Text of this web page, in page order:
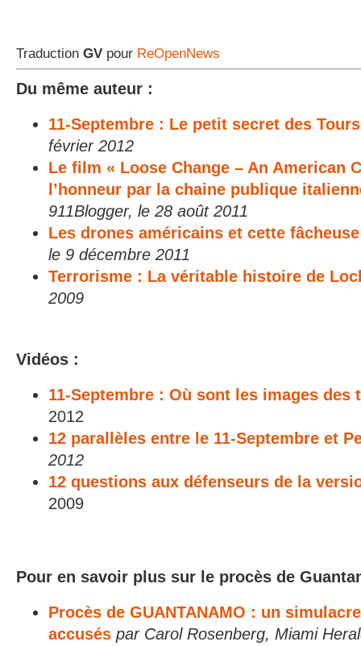
Traduction GV pour ReOpenNews
Du même auteur :
11-Septembre : Le petit secret des
février 2012
Le film « Loose Change – An American
l’honneur par la chaine publique
911Blogger, le 28 août 2011
Les drones américains et cette
le 9 décembre 2011
Terrorisme : La véritable histoire de
2009
Vidéos :
11-Septembre : Où sont les images des
2012
12 parallèles entre le 11-Septembre et
2012
12 questions aux défenseurs de la
2009
Pour en savoir plus sur le procès de
Procès de GUANTANAMO : un
accusés par Carol Rosenberg, Miami